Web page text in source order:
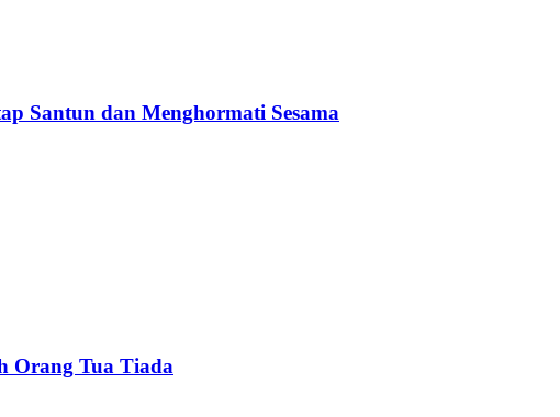
Santun dan Menghormati Sesama
Orang Tua Tiada